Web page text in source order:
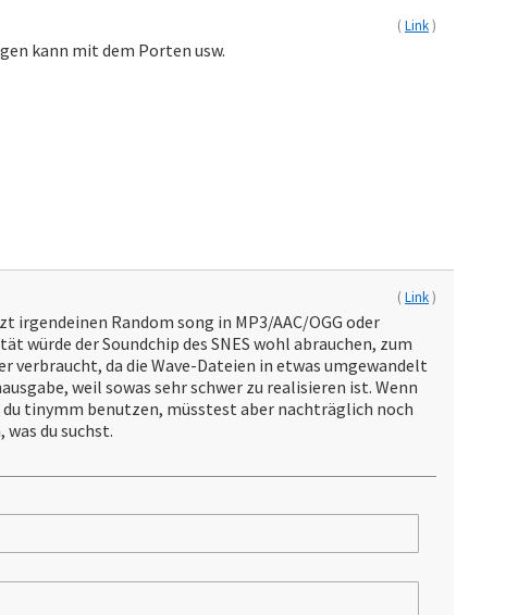
(Link)
kann mit dem Porten usw.
(Link)
irgendeinen Random song in MP3/AAC/OGG oder
würde der Soundchip des SNES wohl abrauchen, zum
verbraucht, da die Wave-Dateien in etwas umgewandelt
weil sowas sehr schwer zu realisieren ist. Wenn
tinymm benutzen, müsstest aber nachträglich noch
du suchst.